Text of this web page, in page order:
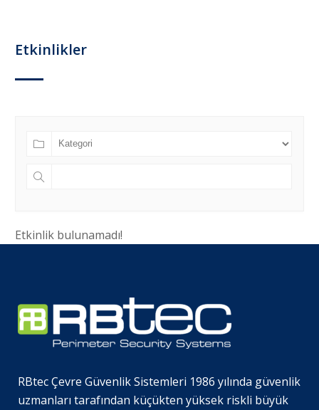
Etkinlikler
Etkinlik bulunamadı!
RBtec Çevre Güvenlik Sistemleri 1986 yılında güvenlik
uzmanları tarafından küçükten yüksek riskli büyük